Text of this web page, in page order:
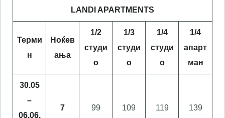
LANDI APARTMENTS
Терми
н
Ноќев
ања
1/2
студи
о
1/3
студи
о
1/4
студи
о
1/4
апарт
ман
30.05
–
06.06.
7 99 109 119 139